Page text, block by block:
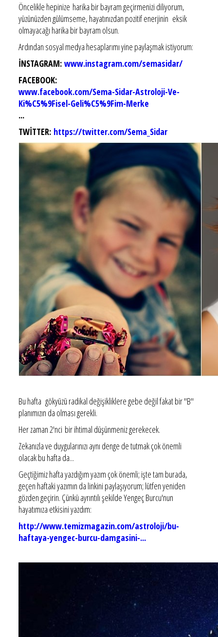
Öncelikle hepinize harika bir bayram geçirmenizi diliyorum,
yüzünüzden gülümseme, hayatınızdan pozitif enerjinin eksik
olmayacağı harika bir bayram olsun.
Ardından sosyal medya hesaplarımı yine paylaşmak istiyorum:
İNSTAGRAM: www.instagram.com/semasidar/
FACEBOOK:
www.facebook.com/Sema-Sidar-Astroloji-Ve-
Ki%C5%9Fisel-Geli%C5%9Fim-Merke
...
TWİTTER: https://twitter.com/Sema_Sidar
Bu hafta gökyüzü radikal değişikliklere gebe değil fakat bir "B"
planımızın da olması gerekli.
Her zaman 2'nci bir ihtimal düşünmeniz gerekecek.
Zekanızla ve duygularınızı aynı denge de tutmak çok önemli
olacak bu hafta da...
Geçtiğimiz hafta yazdığım yazım çok önemli; işte tam burada,
geçen haftaki yazımın da linkini paylaşıyorum; lütfen yeniden
gözden geçirin. Çünkü ayrıntılı şekilde Yengeç Burcu'nun
hayatımıza etkisini yazdım:
http://www.temizmagazin.com/astroloji/bu-
haftaya-yengec-burcu-damgasini-...